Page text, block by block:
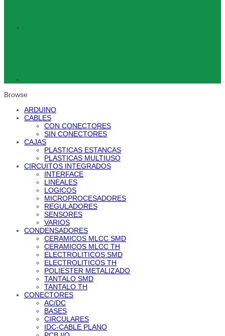
Browse
ARDUINO
CABLES
CON CONECTORES
SIN CONECTORES
CAJAS
PLASTICAS ESTANCAS
PLASTICAS MULTIUSO
CIRCUITOS INTEGRADOS
INTERFACE
LINEALES
LOGICOS
MICROPROCESADORES
REGULADORES
SENSORES
VARIOS
CONDENSADORES
CERAMICOS MLCC SMD
CERAMICOS MLCC TH
ELECTROLITICOS SMD
ELECTROLITICOS TH
POLIESTER METALIZADO
TANTALO SMD
TANTALO TH
CONECTORES
AC/DC
BASES
CIRCULARES
IDC-CABLE PLANO